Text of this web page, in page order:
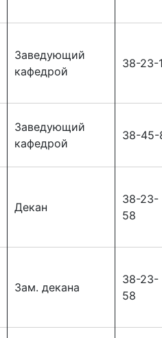
Заведующий
кафедрой
38-23-
Заведующий
кафедрой
38-45-
Декан
38-23-
58
Зам. декана
38-23-
58